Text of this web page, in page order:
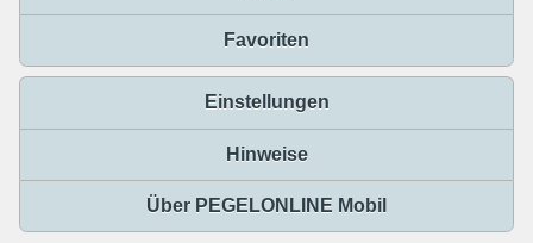
Favoriten
Einstellungen
Hinweise
Über PEGELONLINE Mobil